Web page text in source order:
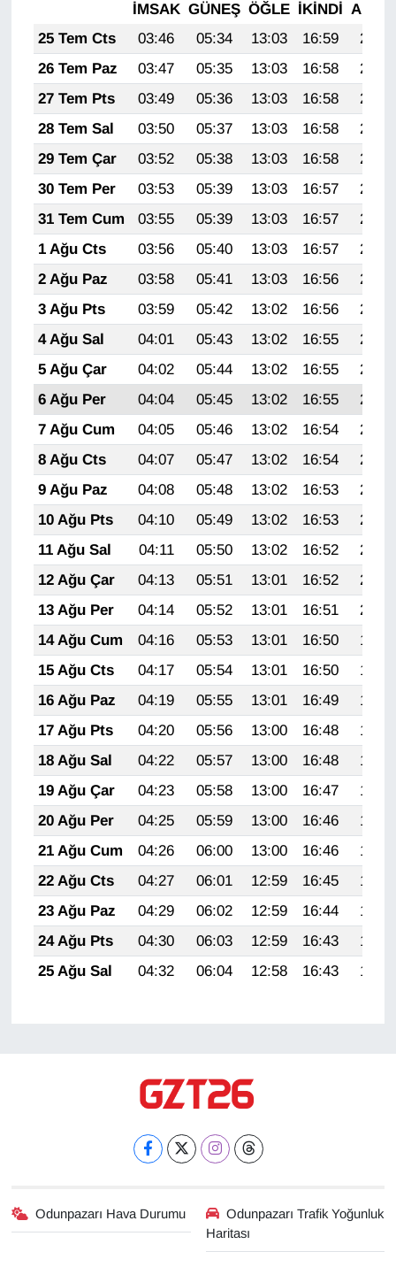
İMSAK GÜNEŞ ÖĞLE İKINDI
25 Tem Cts
03:46 05:34 13:03 16:59
20:22
26 Tem Paz
03:47 05:35 13:03 16:58
20:21
27 Tem Pts
03:49 05:36 13:03 16:58
20:20
28 Tem Sal
03:50 05:37 13:03 16:58
20:19
29 Tem Çar
03:52 05:38 13:03 16:58
20:18
30 Tem Per
03:53 05:39 13:03 16:57
20:17
31 Tem Cum
03:55 05:39 13:03 16:57
20:16
1 Ağu Cts
03:56 05:40 13:03 16:57
20:15
2 Ağu Paz
03:58 05:41 13:03 16:56
20:14
3 Ağu Pts
03:59 05:42 13:02 16:56
20:13
4 Ağu Sal
04:01 05:43 13:02 16:55
20:12
5 Ağu Çar
04:02 05:44 13:02 16:55
20:10
6 Ağu Per
04:04 05:45 13:02 16:55
20:09
7 Ağu Cum
04:05 05:46 13:02 16:54
20:08
8 Ağu Cts
04:07 05:47 13:02 16:54
20:07
9 Ağu Paz
04:08 05:48 13:02 16:53
20:06
10 Ağu Pts
04:10 05:49 13:02 16:53
20:04
11 Ağu Sal
04:11 05:50 13:02 16:52
20:03
12 Ağu Çar
04:13 05:51 13:01 16:52
20:02
13 Ağu Per
04:14 05:52 13:01 16:51
20:00
14 Ağu Cum
04:16 05:53 13:01 16:50
19:59
15 Ağu Cts
04:17 05:54 13:01 16:50
19:58
16 Ağu Paz
04:19 05:55 13:01 16:49
19:56
17 Ağu Pts
04:20 05:56 13:00 16:48
19:55
18 Ağu Sal
04:22 05:57 13:00 16:48
19:53
19 Ağu Çar
04:23 05:58 13:00 16:47
19:52
20 Ağu Per
04:25 05:59 13:00 16:46
19:51
21 Ağu Cum
04:26 06:00 13:00 16:46
19:49
22 Ağu Cts
04:27 06:01 12:59 16:45
19:48
23 Ağu Paz
04:29 06:02 12:59 16:44
19:46
24 Ağu Pts
04:30 06:03 12:59 16:43
19:45
25 Ağu Sal
04:32 06:04 12:58 16:43 19:43
Odunpazarı Hava Durumu
Odunpazarı Trafik Yoğunluk
Haritası